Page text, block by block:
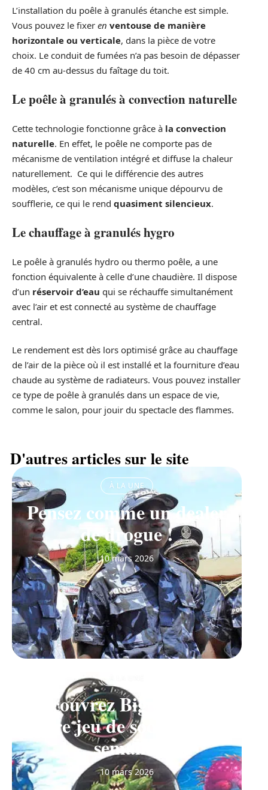
L’installation du poêle à granulés étanche est simple.
Vous pouvez le fixer en ventouse de manière
horizontale ou verticale, dans la pièce de votre
choix. Le conduit de fumées n’a pas besoin de dépasser
de 40 cm au-dessus du faîtage du toit.
Le poêle à granulés à convection naturelle
Cette technologie fonctionne grâce à la convection
naturelle. En effet, le poêle ne comporte pas de
mécanisme de ventilation intégré et diffuse la chaleur
naturellement. Ce qui le différencie des autres
modèles, c’est son mécanisme unique dépourvu de
soufflerie, ce qui le rend quasiment silencieux.
Le chauffage à granulés hygro
Le poêle à granulés hydro ou thermo poêle, a une
fonction équivalente à celle d’une chaudière. Il dispose
d’un réservoir d’eau qui se réchauffe simultanément
avec l’air et est connecté au système de chauffage
central.
Le rendement est dès lors optimisé grâce au chauffage
de l’air de la pièce où il est installé et la fourniture d’eau
chaude au système de radiateurs. Vous pouvez installer
ce type de poêle à granulés dans un espace de vie,
comme le salon, pour jouir du spectacle des flammes.
D'autres articles sur le site
À LA UNE
Pensez comme un dealer
de drogue !
10 mars 2026
Découvrez Big Monster,
notre jeu de société de la
semaine
10 mars 2026